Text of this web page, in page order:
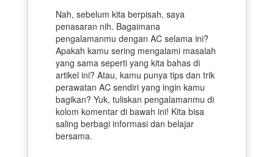
Nah, sebelum kita berpisah, saya
penasaran nih. Bagaimana
pengalamanmu dengan AC selama ini?
Apakah kamu sering mengalami masalah
yang sama seperti yang kita bahas di
artikel ini? Atau, kamu punya tips dan trik
perawatan AC sendiri yang ingin kamu
bagikan? Yuk, tuliskan pengalamanmu di
kolom komentar di bawah ini! Kita bisa
saling berbagi informasi dan belajar
bersama.